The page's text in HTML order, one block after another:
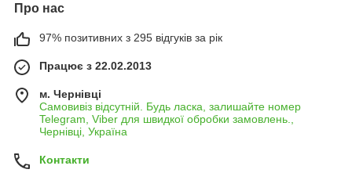
Про нас
97% позитивних з 295 відгуків за рік
Працює з 22.02.2013
м. Чернівці
Самовивіз відсутній. Будь ласка, залишайте номер
Telegram, Viber для швидкої обробки замовлень.,
Чернівці, Україна
Контакти